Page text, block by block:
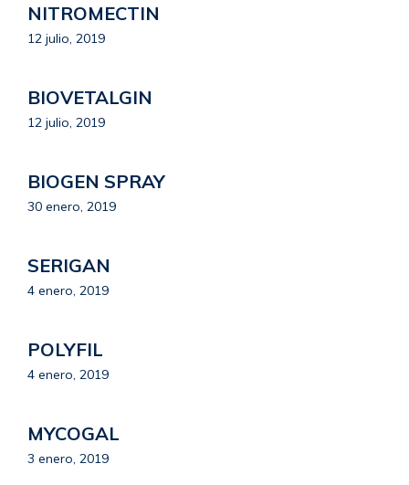
NITROMECTIN
12 julio, 2019
BIOVETALGIN
12 julio, 2019
BIOGEN SPRAY
30 enero, 2019
SERIGAN
4 enero, 2019
POLYFIL
4 enero, 2019
MYCOGAL
3 enero, 2019